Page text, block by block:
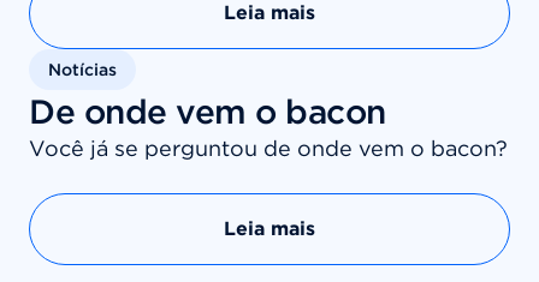
Leia mais
Notícias
De onde vem o bacon
Você já se perguntou de onde vem o bacon?
Leia mais